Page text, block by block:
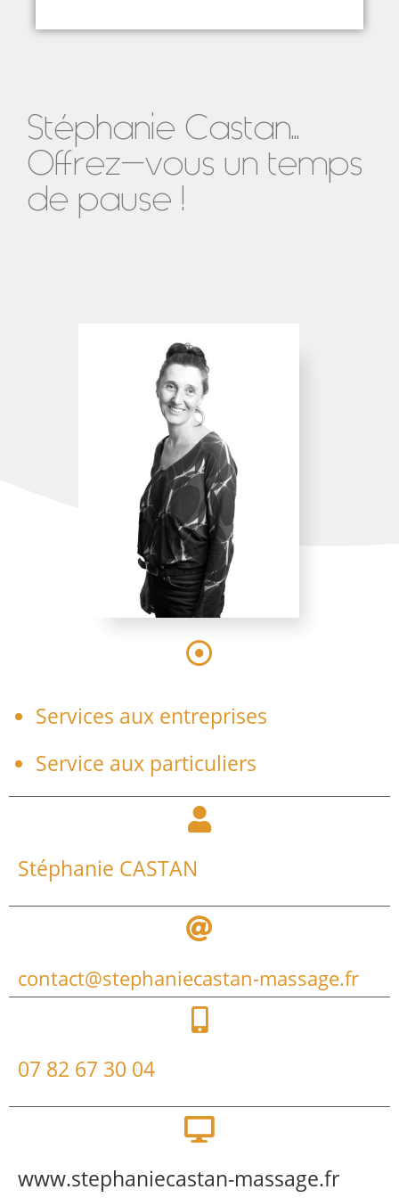
Stéphanie Castan...
Offrez-vous un temps
de pause !
Services aux entreprises
Service aux particuliers
Stéphanie CASTAN
contact@stephaniecastan-massage.fr
07 82 67 30 04
www.stephaniecastan-massage.fr